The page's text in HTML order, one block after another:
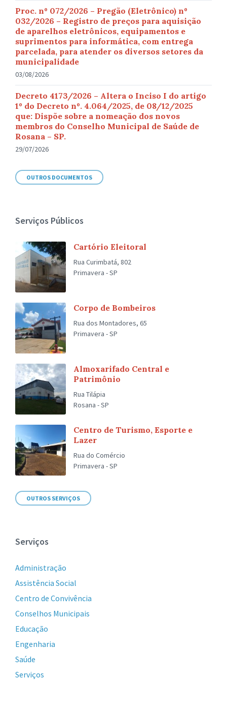
Proc. nº 072/2026 – Pregão (Eletrônico) nº
032/2026 – Registro de preços para aquisição
de aparelhos eletrônicos, equipamentos e
suprimentos para informática, com entrega
parcelada, para atender os diversos setores da
municipalidade
03/08/2026
Decreto 4173/2026 – Altera o Inciso I do artigo
1º do Decreto nº. 4.064/2025, de 08/12/2025
que: Dispõe sobre a nomeação dos novos
membros do Conselho Municipal de Saúde de
Rosana – SP.
29/07/2026
OUTROS DOCUMENTOS
Serviços Públicos
Cartório Eleitoral
Rua Curimbatá, 802
Primavera - SP
Corpo de Bombeiros
Rua dos Montadores, 65
Primavera - SP
Almoxarifado Central e
Patrimônio
Rua Tilápia
Rosana - SP
Centro de Turismo, Esporte e
Lazer
Rua do Comércio
Primavera - SP
OUTROS SERVIÇOS
Serviços
Administração
Assistência Social
Centro de Convivência
Conselhos Municipais
Educação
Engenharia
Saúde
Serviços